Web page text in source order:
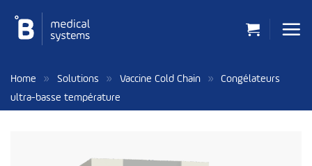
contenu
Home » Solutions » Vaccine Cold Chain »
Congélateurs
ultra-basse température